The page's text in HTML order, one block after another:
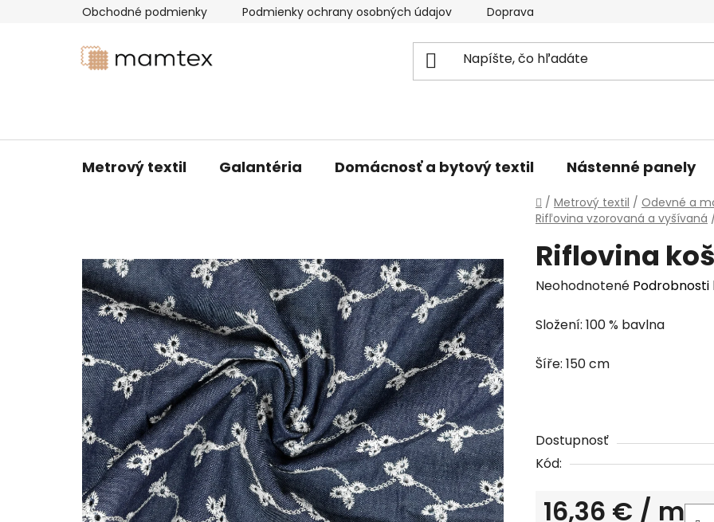
Obchodné podmienky Podmienky ochrany osobných údajov Doprava a platba
Metrový textil Galantéria Domácnosť a bytový textil Nástenné panely
Domov
/ Metrový textil / Odevné a
Rifľovina vzorovaná a vyšívaná
Riflovina
Priemerné
produktu
0,0
hviezdičiek.
Neohodnotené
Složení: 100 % bavlna
Šíře: 150 cm
Dostupnosť
Kód:
16,36 € / m